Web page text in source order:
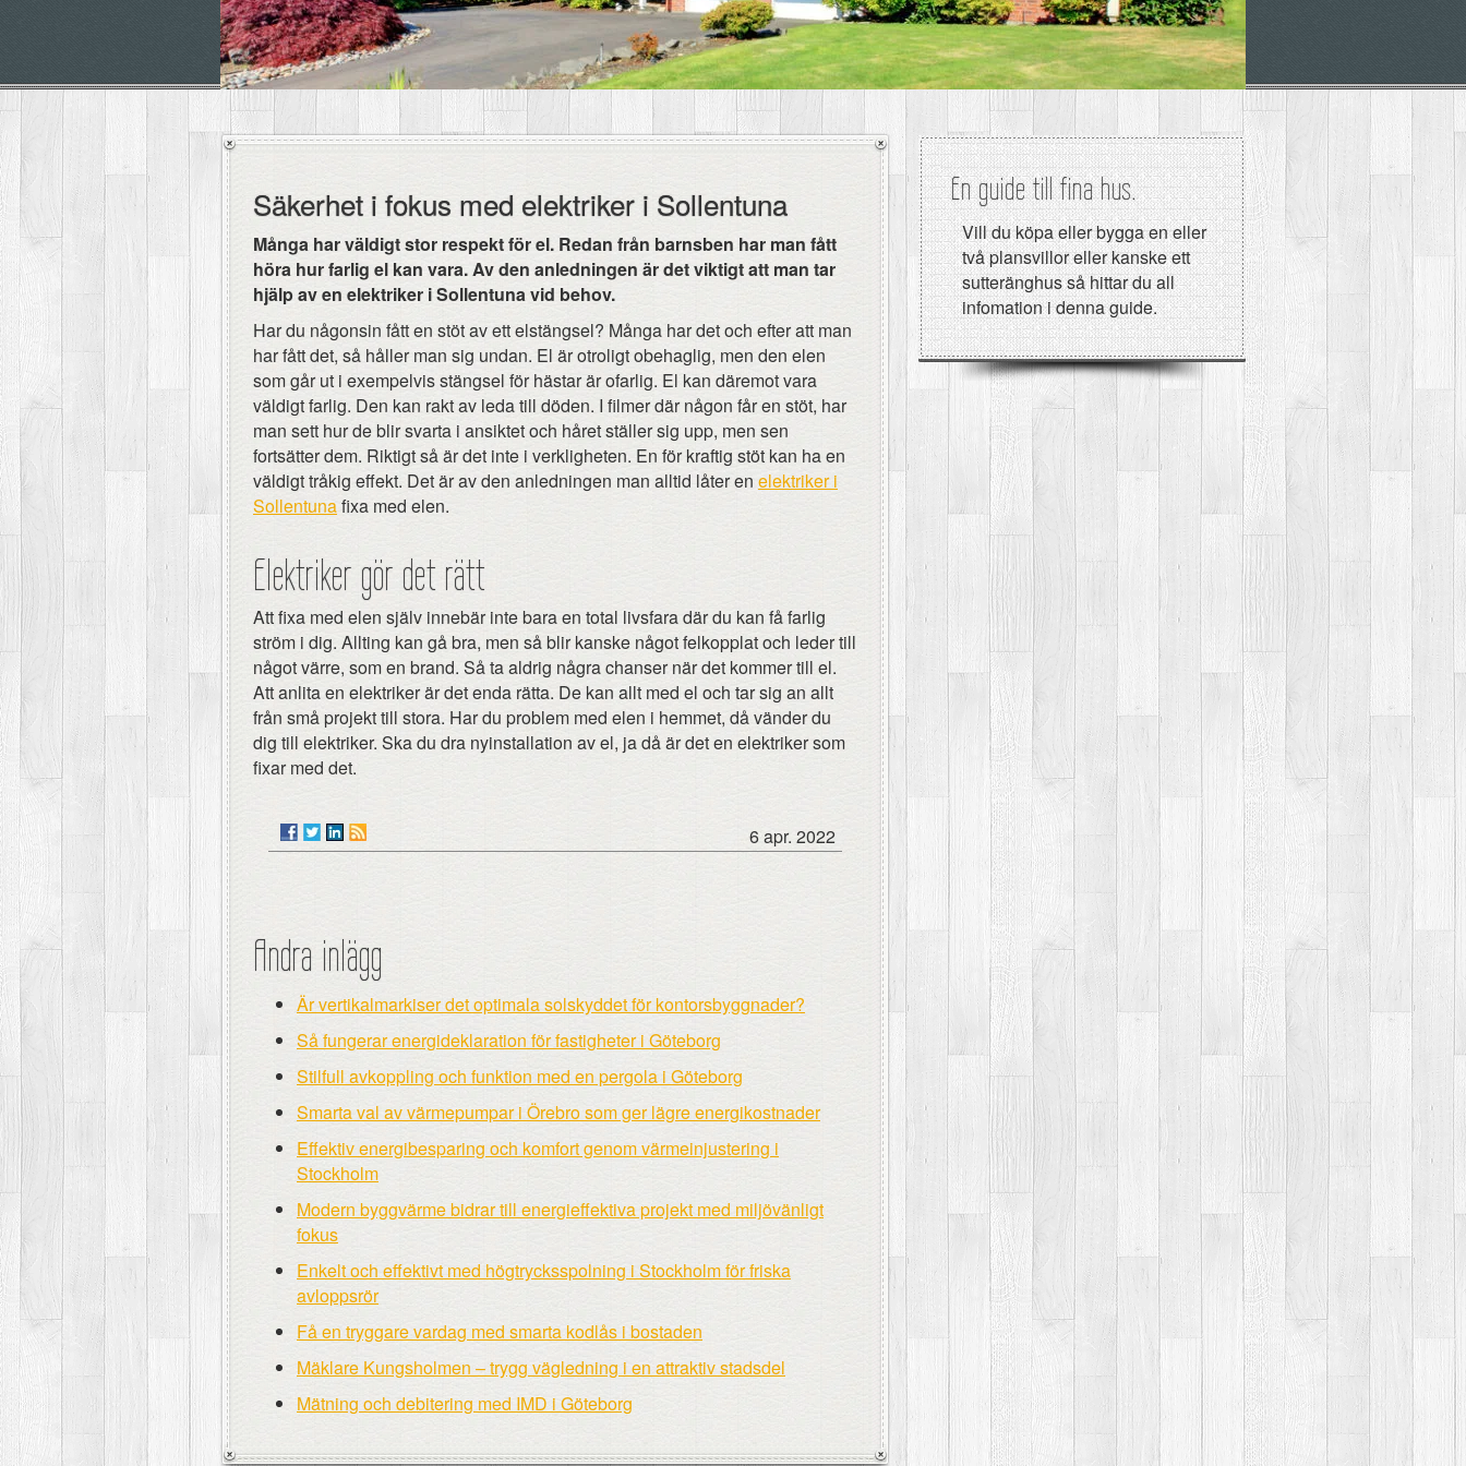
Säkerhet i fokus med elektriker i Sollentuna
Många har väldigt stor respekt för el. Redan från barnsben har man fått
höra hur farlig el kan vara. Av den anledningen är det viktigt att man tar
hjälp av en elektriker i Sollentuna vid behov.
Har du någonsin fått en stöt av ett elstängsel? Många har det och efter att man
har fått det, så håller man sig undan. El är otroligt obehaglig, men den elen
som går ut i exempelvis stängsel för hästar är ofarlig. El kan däremot vara
väldigt farlig. Den kan rakt av leda till döden. I filmer där någon får en stöt, har
man sett hur de blir svarta i ansiktet och håret ställer sig upp, men sen
fortsätter dem. Riktigt så är det inte i verkligheten. En för kraftig stöt kan ha en
väldigt tråkig effekt. Det är av den anledningen man alltid låter en elektriker i
Sollentunafixa med elen.
Elektriker gör det rätt
Att fixa med elen själv innebär inte bara en total livsfara där du kan få farlig
ström i dig. Allting kan gå bra, men så blir kanske något felkopplat och leder till
något värre, som en brand. Så ta aldrig några chanser när det kommer till el.
Att anlita en elektriker är det enda rätta. De kan allt med el och tar sig an allt
från små projekt till stora. Har du problem med elen i hemmet, då vänder du
dig till elektriker. Ska du dra nyinstallation av el, ja då är det en elektriker som
fixar med det.
6 apr. 2022
Andra inlägg
Är vertikalmarkiser det optimala solskyddet för kontorsbyggnader?
Så fungerar energideklaration för fastigheter i Göteborg
Stilfull avkoppling och funktion med en pergola i Göteborg
Smarta val av värmepumpar i Örebro som ger lägre energikostnader
Effektiv energibesparing och komfort genom värmeinjustering i
Stockholm
Modern byggvärme bidrar till energieffektiva projekt med miljövänligt
fokus
Enkelt och effektivt med högtrycksspolning i Stockholm för friska
avloppsrör
Få en tryggare vardag med smarta kodlås i bostaden
Mäklare Kungsholmen – trygg vägledning i en attraktiv stadsdel
Mätning och debitering med IMD i Göteborg
En guide till fina hus.
Vill du köpa eller bygga en eller
två plansvillor eller kanske ett
sutteränghus så hittar du all
infomation i denna guide.